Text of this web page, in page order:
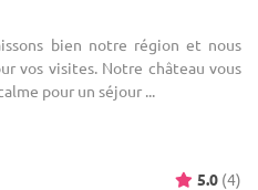
bien notre région et nous
vos visites. Notre château vous
pour un séjour ...
5.0 (4)